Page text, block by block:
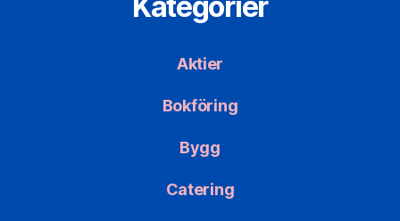
Kategorier
Aktier
Bokföring
Bygg
Catering